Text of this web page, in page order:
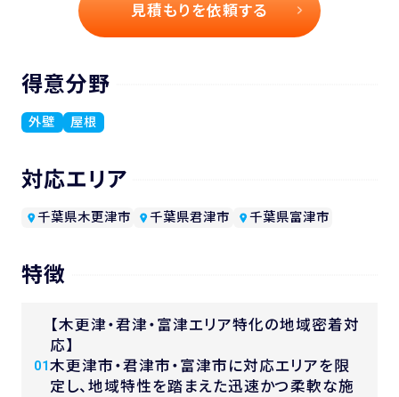
見積もりを依頼する
得意分野
外壁 屋根
対応エリア
千葉県木更津市 千葉県君津市 千葉県富津市
特徴
01
【木更津・君津・富津エリア特化の地域密着対
応】
木更津市・君津市・富津市に対応エリアを限
定し、地域特性を踏まえた迅速かつ柔軟な施